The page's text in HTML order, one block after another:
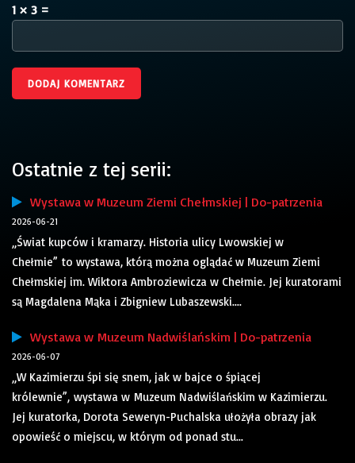
1 × 3 =
Ostatnie z tej serii:
Wystawa w Muzeum Ziemi Chełmskiej | Do-patrzenia
2026-06-21
„Świat kupców i kramarzy. Historia ulicy Lwowskiej w
Chełmie” to wystawa, którą można oglądać w Muzeum Ziemi
Chełmskiej im. Wiktora Ambroziewicza w Chełmie. Jej kuratorami
są Magdalena Mąka i Zbigniew Lubaszewski....
Wystawa w Muzeum Nadwiślańskim | Do-patrzenia
2026-06-07
„W Kazimierzu śpi się snem, jak w bajce o śpiącej
królewnie”, wystawa w Muzeum Nadwiślańskim w Kazimierzu.
Jej kuratorka, Dorota Seweryn-Puchalska ułożyła obrazy jak
opowieść o miejscu, w którym od ponad stu...